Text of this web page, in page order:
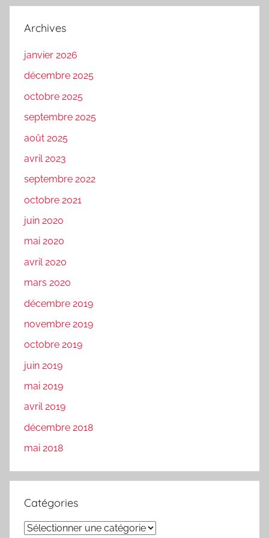
Archives
janvier 2026
décembre 2025
octobre 2025
septembre 2025
août 2025
avril 2023
septembre 2022
octobre 2021
juin 2020
mai 2020
avril 2020
mars 2020
décembre 2019
novembre 2019
octobre 2019
juin 2019
mai 2019
avril 2019
décembre 2018
mai 2018
Catégories
Catégories